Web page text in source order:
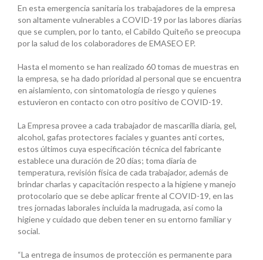
En esta emergencia sanitaria los trabajadores de la empresa
son altamente vulnerables a COVID-19 por las labores diarias
que se cumplen, por lo tanto, el Cabildo Quiteño se preocupa
por la salud de los colaboradores de EMASEO EP.
Hasta el momento se han realizado 60 tomas de muestras en
la empresa, se ha dado prioridad al personal que se encuentra
en aislamiento, con sintomatología de riesgo y quienes
estuvieron en contacto con otro positivo de COVID-19.
La Empresa provee a cada trabajador de mascarilla diaria, gel,
alcohol, gafas protectores faciales y guantes anti cortes,
estos últimos cuya especificación técnica del fabricante
establece una duración de 20 días; toma diaria de
temperatura, revisión física de cada trabajador, además de
brindar charlas y capacitación respecto a la higiene y manejo
protocolario que se debe aplicar frente al COVID-19, en las
tres jornadas laborales incluida la madrugada, así como la
higiene y cuidado que deben tener en su entorno familiar y
social.
“La entrega de insumos de protección es permanente para